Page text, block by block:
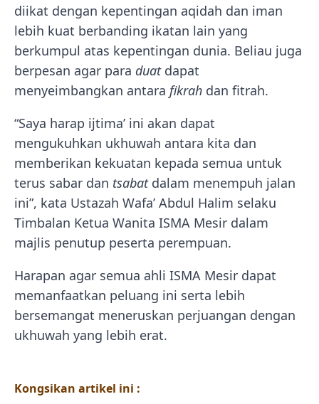
diikat dengan kepentingan aqidah dan iman
lebih kuat berbanding ikatan lain yang
berkumpul atas kepentingan dunia. Beliau juga
berpesan agar para duatdapat
menyeimbangkan antara fikrah dan fitrah.
“Saya harap ijtima’ ini akan dapat
mengukuhkan ukhuwah antara kita dan
memberikan kekuatan kepada semua untuk
terus sabar dan tsabatdalam menempuh jalan
ini”, kata Ustazah Wafa’ Abdul Halim selaku
Timbalan Ketua Wanita ISMA Mesir dalam
majlis penutup peserta perempuan.
Harapan agar semua ahli ISMA Mesir dapat
memanfaatkan peluang ini serta lebih
bersemangat meneruskan perjuangan dengan
ukhuwah yang lebih erat.
Kongsikan artikel ini :